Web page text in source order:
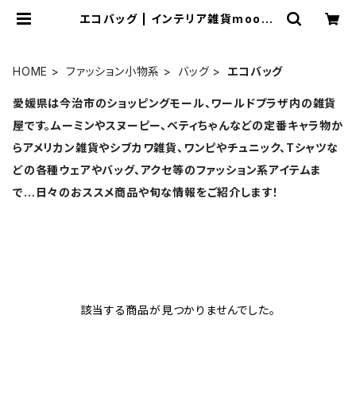
エコバッグ | インテリア雑貨moonv
HOME ファッション小物系 バッグ エコバッグ
愛媛県は今治市のショッピングモール、ワールドプラザ内の雑貨
屋です。ムーミンやスヌーピー、ベティちゃんなどの定番キャラ物か
らアメリカン雑貨やシブカワ雑貨、ワンピやチュニック、Tシャツな
どの各種ウェアやバッグ、アクセ等のファッション系アイテムま
で…日々のおススメ商品や旬な情報をご紹介します！
該当する商品が見つかりませんでした。